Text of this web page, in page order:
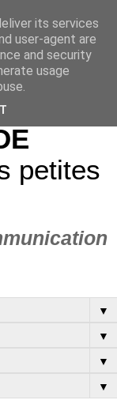
petites
▼
▼
▼
▼
its services
user-agent are
and security
usage